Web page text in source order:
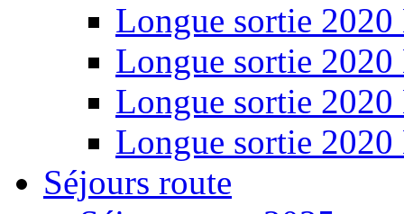
Longue sortie 2020
Longue sortie 2020
Longue sortie 2020
Longue sortie 2020
Séjours route